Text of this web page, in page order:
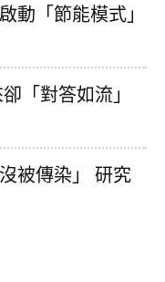
動「節能模式」
「對答如流」
被傳染」 研究